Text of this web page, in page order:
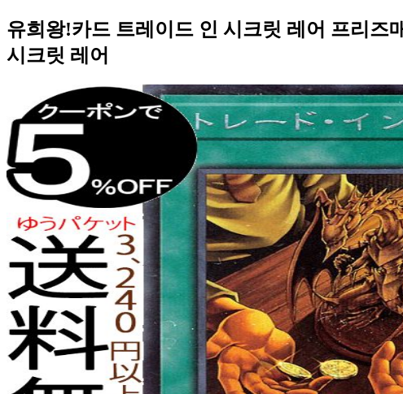
유희왕!카드 트레이드 인 시크릿 레어 프리즈
시크릿 레어